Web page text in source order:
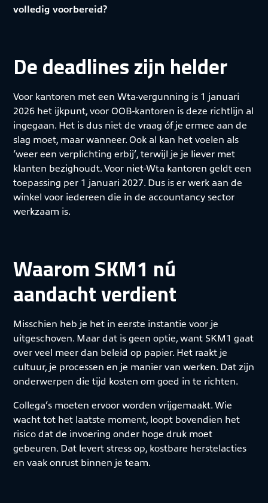
volledig voorbereid?
De deadlines zijn helder
Voor kantoren met een Wta-vergunning is 1 januari
2026 het ijkpunt, voor OOB-kantoren is deze richtlijn al
ingegaan. Het is dus niet de vraag óf je ermee aan de
slag moet, maar wanneer. Ook al kan het voelen als
‘weer een verplichting erbij’, terwijl je je liever met
klanten bezighoudt. Voor niet-Wta kantoren geldt een
toepassing per 1 januari 2027. Dus is er werk aan de
winkel voor iedereen die in de accountancy sector
werkzaam is.
Waarom SKM1 nú
aandacht verdient
Misschien heb je het in eerste instantie voor je
uitgeschoven. Maar dat is geen optie, want SKM1 gaat
over veel meer dan beleid op papier. Het raakt je
cultuur, je processen en je manier van werken. Dat zijn
onderwerpen die tijd kosten om goed in te richten.
Collega’s moeten ervoor worden vrijgemaakt. Wie
wacht tot het laatste moment, loopt bovendien het
risico dat de invoering onder hoge druk moet
gebeuren. Dat levert stress op, kostbare herstelacties
en vaak onrust binnen je team.